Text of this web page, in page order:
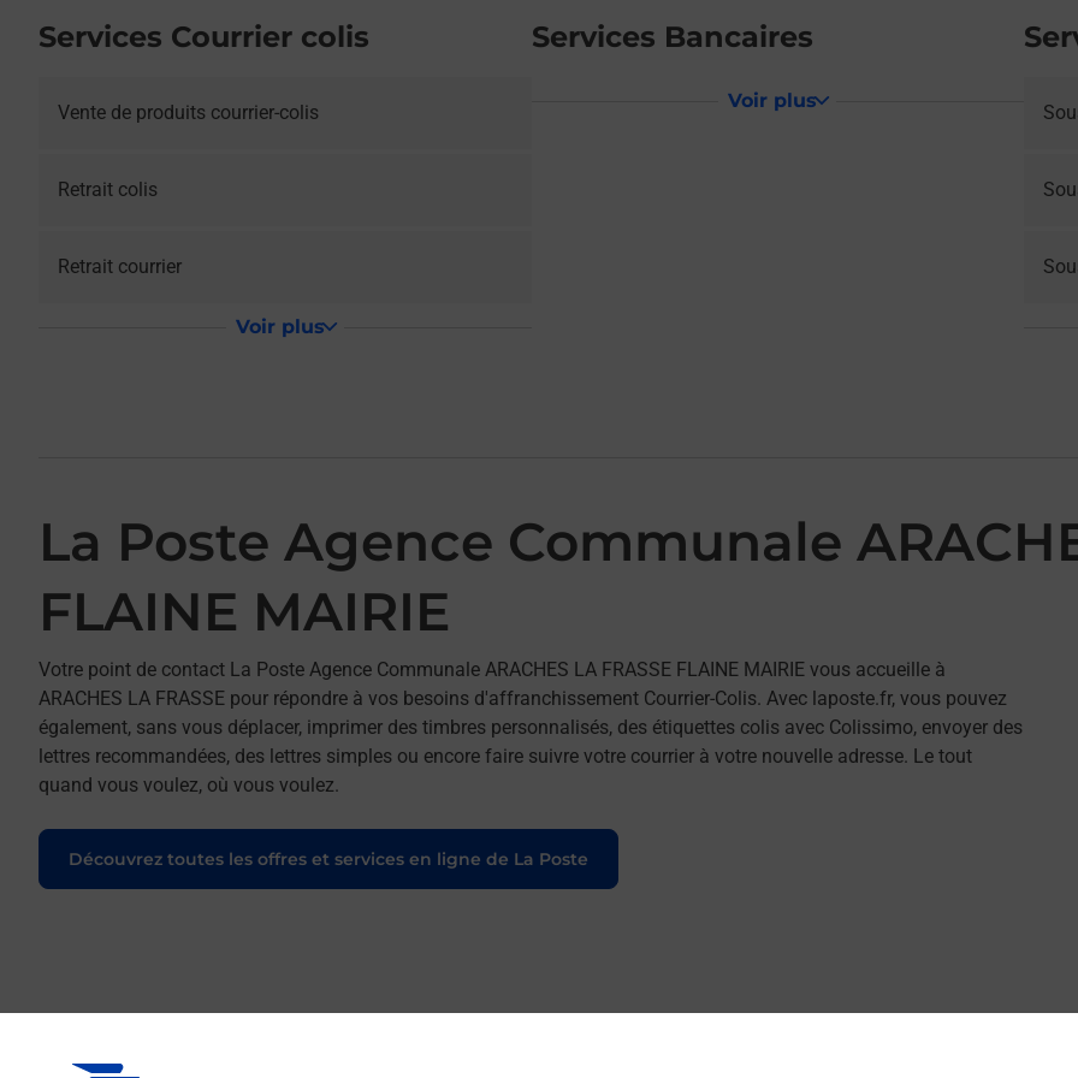
Services Courrier colis
Vente de produits courrier-colis
Retrait colis
Retrait courrier
Voir plus
Services Bancaires
Voir plus
La Poste Agence Communale
FLAINE MAIRIE
Votre point de contact La Poste Agence Communale ARACHES LA FRASSE FLAINE MAIRIE vous accueille à
ARACHES LA FRASSE pour répondre à vos besoins d'affranchissement Courrier-Colis. Avec laposte.fr, vous pouvez
également, sans vous déplacer, imprimer des timbres personnalisés, des étiquettes colis avec Colissimo, envoyer des
lettres recommandées, des lettres simples ou encore faire suivre votre courrier à votre nouvelle adresse. Le tout
quand vous voulez, où vous voulez.
Découvrez toutes les offres et services en ligne de La Poste